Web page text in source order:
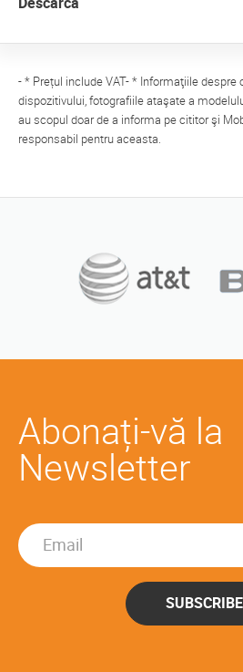
- * Prețul include VAT- * Informaţiile
dispozitivului, fotografiile ataşate a
au scopul doar de a informa pe cititor şi
responsabil pentru aceasta.
Abonați-vă la
Newsletter
SUBSCRIBE